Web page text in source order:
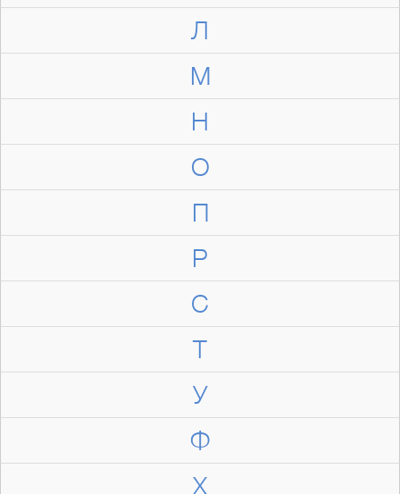
Л
М
Н
О
П
Р
С
Т
У
Ф
Х